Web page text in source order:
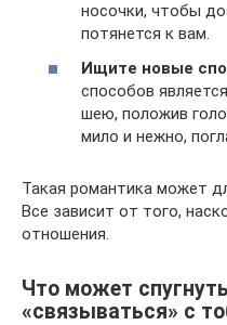
носочки, чтобы
потянется к вам.
Ищите новые
способов
шею, положив
мило и нежно,
Такая романтика может
Все зависит от того,
отношения.
Что может
«связываться» с